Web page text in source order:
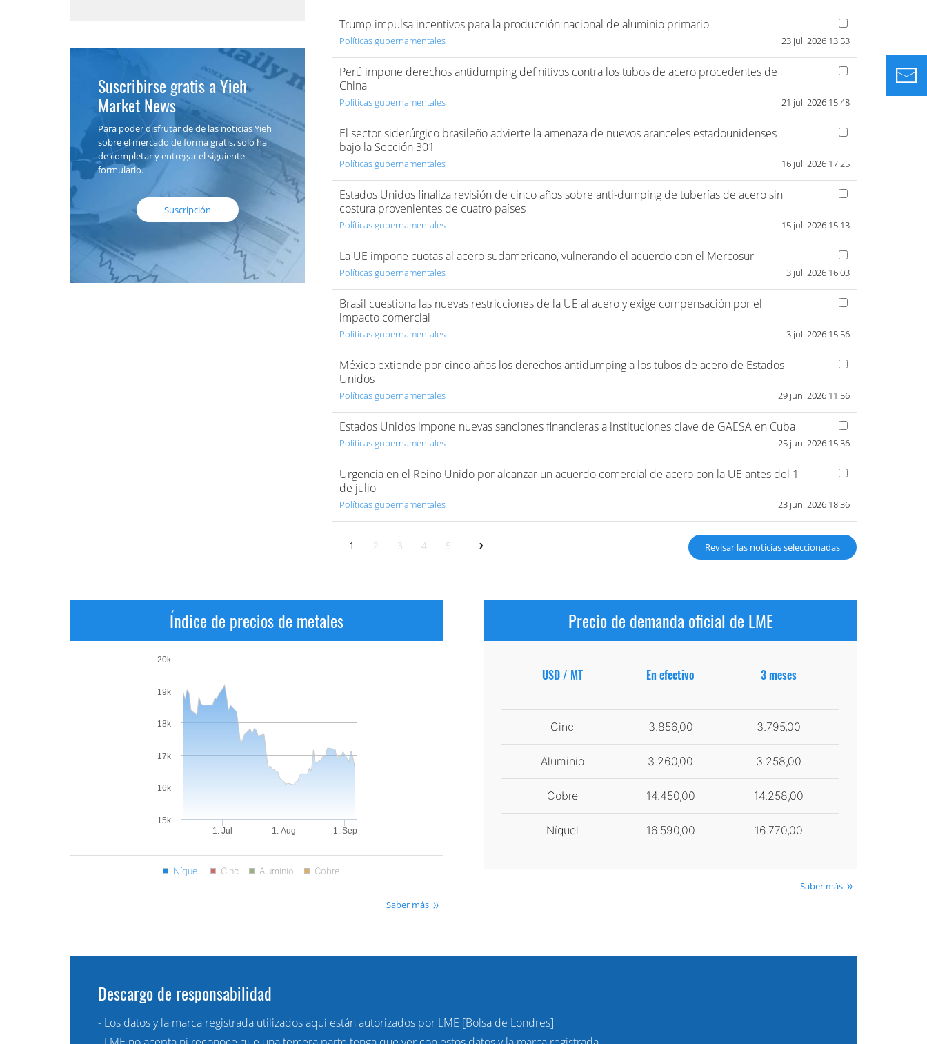
Suscribirse gratis a Yieh
Market News
Para poder disfrutar de de las noticias Yieh
sobre el mercado de forma gratis, solo ha
de completar y entregar el siguiente
formulario.
Suscripción
Trump impulsa incentivos para la producción nacional de aluminio primario
Políticas gubernamentales 23 jul. 2026 13:53
Perú impone derechos antidumping definitivos contra los tubos de acero procedentes de
China
Políticas gubernamentales 21 jul. 2026 15:48
El sector siderúrgico brasileño advierte la amenaza de nuevos aranceles estadounidenses
bajo la Sección 301
Políticas gubernamentales 16 jul. 2026 17:25
Estados Unidos finaliza revisión de cinco años sobre anti-dumping de tuberías de acero sin
costura provenientes de cuatro países
Políticas gubernamentales 15 jul. 2026 15:13
La UE impone cuotas al acero sudamericano, vulnerando el acuerdo con el Mercosur
Políticas gubernamentales 3 jul. 2026 16:03
Brasil cuestiona las nuevas restricciones de la UE al acero y exige compensación por el
impacto comercial
Políticas gubernamentales 3 jul. 2026 15:56
México extiende por cinco años los derechos antidumping a los tubos de acero de Estados
Unidos
Políticas gubernamentales 29 jun. 2026 11:56
Estados Unidos impone nuevas sanciones financieras a instituciones clave de GAESA en Cuba
Políticas gubernamentales 25 jun. 2026 15:36
Urgencia en el Reino Unido por alcanzar un acuerdo comercial de acero con la UE antes del 1
de julio
Políticas gubernamentales 23 jun. 2026 18:36
1 2 3 4 5 Revisar las noticias seleccionadas
Índice de precios de metales
1. Jul 1. Aug 1. Sep
15k
16k
17k
18k
19k
20k
Níquel Cinc Aluminio Cobre
Saber más
Precio de demanda oficial de LME
USD / MT En efectivo 3 meses
Cinc 3.856,00 3.795,00
Aluminio 3.260,00 3.258,00
Cobre 14.450,00 14.258,00
Níquel 16.590,00 16.770,00
Saber más
Descargo de responsabilidad
- Los datos y la marca registrada utilizados aquí están autorizados por LME [Bolsa de Londres]